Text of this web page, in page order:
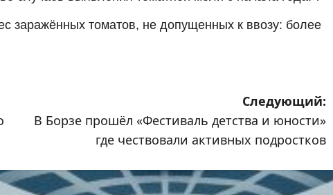
зара­жён­ных тома­тов, не допу­щен­ных к вво­зу: более
Следующий:
В Борзе прошёл «Фестиваль детства и юности»
где чествовали активных подростков